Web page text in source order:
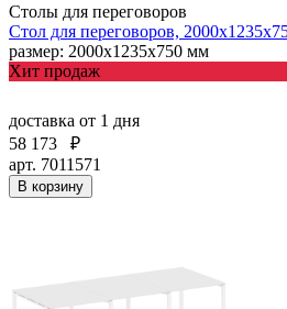
Столы для переговоров
Стол для переговоров,
размер: 2000х1235х750 мм
Хит продаж
доставка от 1 дня
58 173
₽
арт. 7011571
В корзину